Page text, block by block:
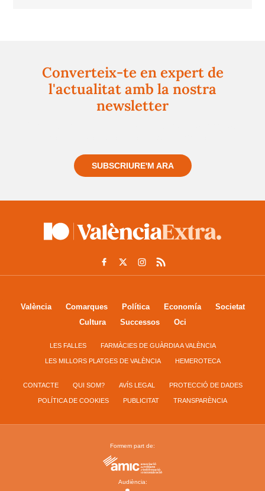
Converteix-te en expert de
l'actualitat amb la nostra
newsletter
SUBSCRIURE'M ARA
València Comarques Política Economía
Societat
Cultura
Successos Oci
LES FALLES FARMÀCIES DE GUÀRDIA A VALÈNCIA
LES MILLORS PLATGES DE VALÈNCIA HEMEROTECA
CONTACTE QUI SOM? AVÍS LEGAL PROTECCIÓ DE DADES
POLÍTICA DE COOKIES PUBLICITAT TRANSPARÈNCIA
Formem part de:
Audiència: